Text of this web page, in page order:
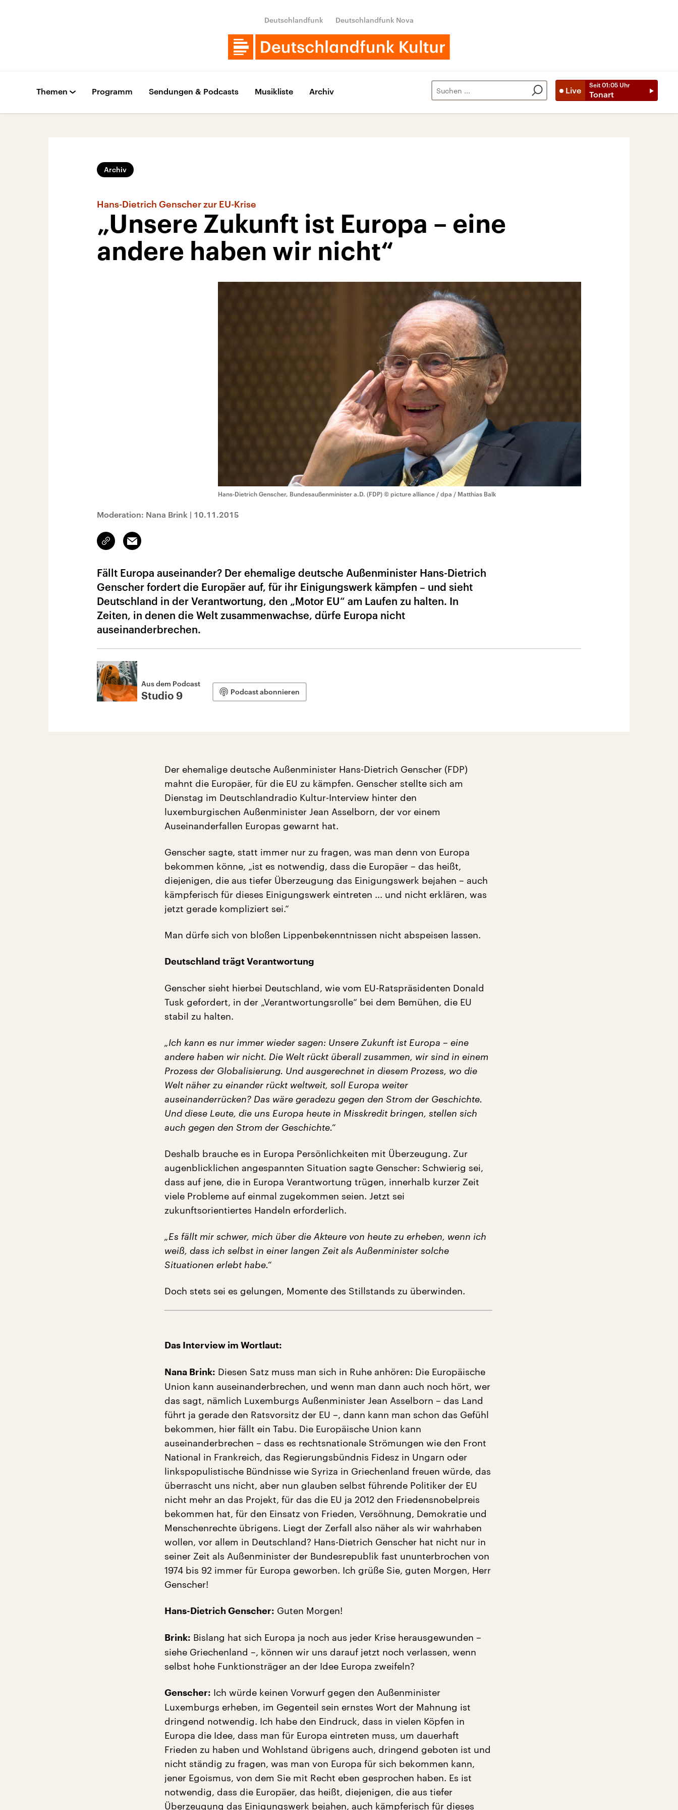
Deutschlandfunk Deutschlandfunk Nova
Live
Seit 01:05 Uhr
Tonart
Themen Programm Sendungen & Podcasts Musikliste Archiv
Archiv
Hans-Dietrich Genscher zur EU-Krise
„Unsere Zukunft ist Europa – eine
andere haben wir nicht“
Hans-Dietrich Genscher, Bundesaußenminister a.D. (FDP) © picture alliance / dpa / Matthias Balk
Moderation: Nana Brink | 10.11.2015
Link
kopieren/teilen
Email
Fällt Europa auseinander? Der ehemalige deutsche Außenminister Hans-Dietrich
Genscher fordert die Europäer auf, für ihr Einigungswerk kämpfen – und sieht
Deutschland in der Verantwortung, den „Motor EU“ am Laufen zu halten. In
Zeiten, in denen die Welt zusammenwachse, dürfe Europa nicht
auseinanderbrechen.
Aus dem Podcast
Studio 9 Podcast abonnieren
Der ehemalige deutsche Außenminister Hans-Dietrich Genscher (FDP)
mahnt die Europäer, für die EU zu kämpfen. Genscher stellte sich am
Dienstag im Deutschlandradio Kultur-Interview hinter den
luxemburgischen Außenminister Jean Asselborn, der vor einem
Auseinanderfallen Europas gewarnt hat.
Genscher sagte, statt immer nur zu fragen, was man denn von Europa
bekommen könne, „ist es notwendig, dass die Europäer – das heißt,
diejenigen, die aus tiefer Überzeugung das Einigungswerk bejahen – auch
kämpferisch für dieses Einigungswerk eintreten ... und nicht erklären, was
jetzt gerade kompliziert sei.“
Man dürfe sich von bloßen Lippenbekenntnissen nicht abspeisen lassen.
Deutschland trägt Verantwortung
Genscher sieht hierbei Deutschland, wie vom EU-Ratspräsidenten Donald
Tusk gefordert, in der „Verantwortungsrolle“ bei dem Bemühen, die EU
stabil zu halten.
„Ich kann es nur immer wieder sagen: Unsere Zukunft ist Europa – eine
andere haben wir nicht. Die Welt rückt überall zusammen, wir sind in einem
Prozess der Globalisierung. Und ausgerechnet in diesem Prozess, wo die
Welt näher zu einander rückt weltweit, soll Europa weiter
auseinanderrücken? Das wäre geradezu gegen den Strom der Geschichte.
Und diese Leute, die uns Europa heute in Misskredit bringen, stellen sich
auch gegen den Strom der Geschichte.“
Deshalb brauche es in Europa Persönlichkeiten mit Überzeugung. Zur
augenblicklichen angespannten Situation sagte Genscher: Schwierig sei,
dass auf jene, die in Europa Verantwortung trügen, innerhalb kurzer Zeit
viele Probleme auf einmal zugekommen seien. Jetzt sei
zukunftsorientiertes Handeln erforderlich.
„Es fällt mir schwer, mich über die Akteure von heute zu erheben, wenn ich
weiß, dass ich selbst in einer langen Zeit als Außenminister solche
Situationen erlebt habe.“
Doch stets sei es gelungen, Momente des Stillstands zu überwinden.
Das Interview im Wortlaut:
Nana Brink: Diesen Satz muss man sich in Ruhe anhören: Die Europäische
Union kann auseinanderbrechen, und wenn man dann auch noch hört, wer
das sagt, nämlich Luxemburgs Außenminister Jean Asselborn – das Land
führt ja gerade den Ratsvorsitz der EU –, dann kann man schon das Gefühl
bekommen, hier fällt ein Tabu. Die Europäische Union kann
auseinanderbrechen – dass es rechtsnationale Strömungen wie den Front
National in Frankreich, das Regierungsbündnis Fidesz in Ungarn oder
linkspopulistische Bündnisse wie Syriza in Griechenland freuen würde, das
überrascht uns nicht, aber nun glauben selbst führende Politiker der EU
nicht mehr an das Projekt, für das die EU ja 2012 den Friedensnobelpreis
bekommen hat, für den Einsatz von Frieden, Versöhnung, Demokratie und
Menschenrechte übrigens. Liegt der Zerfall also näher als wir wahrhaben
wollen, vor allem in Deutschland? Hans-Dietrich Genscher hat nicht nur in
seiner Zeit als Außenminister der Bundesrepublik fast ununterbrochen von
1974 bis 92 immer für Europa geworben. Ich grüße Sie, guten Morgen, Herr
Genscher!
Hans-Dietrich Genscher: Guten Morgen!
Brink: Bislang hat sich Europa ja noch aus jeder Krise herausgewunden –
siehe Griechenland –, können wir uns darauf jetzt noch verlassen, wenn
selbst hohe Funktionsträger an der Idee Europa zweifeln?
Genscher: Ich würde keinen Vorwurf gegen den Außenminister
Luxemburgs erheben, im Gegenteil sein ernstes Wort der Mahnung ist
dringend notwendig. Ich habe den Eindruck, dass in vielen Köpfen in
Europa die Idee, dass man für Europa eintreten muss, um dauerhaft
Frieden zu haben und Wohlstand übrigens auch, dringend geboten ist und
nicht ständig zu fragen, was man von Europa für sich bekommen kann,
jener Egoismus, von dem Sie mit Recht eben gesprochen haben. Es ist
notwendig, dass die Europäer, das heißt, diejenigen, die aus tiefer
Überzeugung das Einigungswerk bejahen, auch kämpferisch für dieses